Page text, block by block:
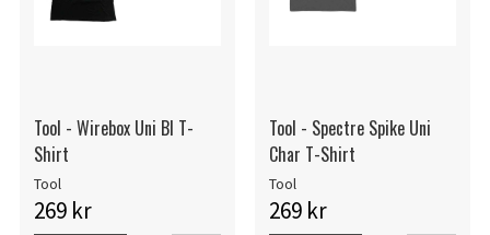
Tool - Wirebox Uni Bl T-
Shirt
Tool
269 kr
Tool - Spectre Spike Uni
Char T-Shirt
Tool
269 kr